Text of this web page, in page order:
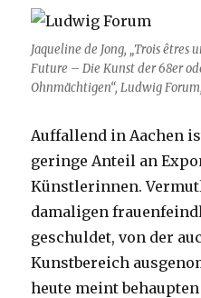
Jaqueline de Jong, „Trois êtres
Future – Die Kunst der 68er
Ohnmächtigen“, Ludwig
Auffallend in Aachen
geringe Anteil an
Künstlerinnen.
damaligen
geschuldet, von der
Kunstbereich
heute meint